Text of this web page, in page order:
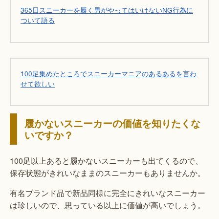
365日スニーカーを履く男がやってはいけないNG行為に
ついて語る
100足集めたところでスニーカーマニアのあるあるを言わ
せて欲しい
履かないスニーカーの価値を知りたくな
いですか？
100足以上あると履かないスニーカーも出てくるので、
保存状態がきれいなままのスニーカーもありませんか。
有名ブランド品で新品同様に完全にきれいなスニーカー
は珍しいので、思っている以上に価値が高いでしょう。